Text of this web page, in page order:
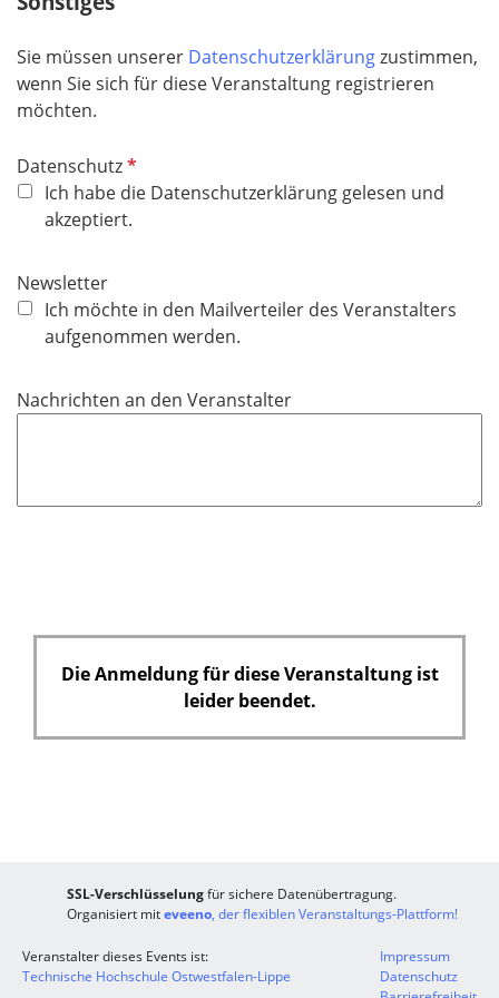
h
f
e
l
Sie müssen unserer Datenschutzerklärungzustimmen,
wenn Sie sich für diese Veranstaltung registrieren
möchten.
DatenschutzP
f
l
h
l
Ich habe die Datenschutzerklärung gelesen und
akzeptiert.
Newsletter
Ich möchte in den Mailverteiler des Veranstalters
aufgenommen werden.
Nachrichten an den Veranstalter
Die Anmeldung für diese Veranstaltung ist
leider beendet.
SSL-Verschlüsselungfür sichere Datenübertragung.
Organisiert miteveeno, der flexiblen Veranstaltungs-Plattform!
Veranstalter dieses Events ist:
Technische Hochschule Ostwestfalen-Lippe
Impressum
Datenschutz